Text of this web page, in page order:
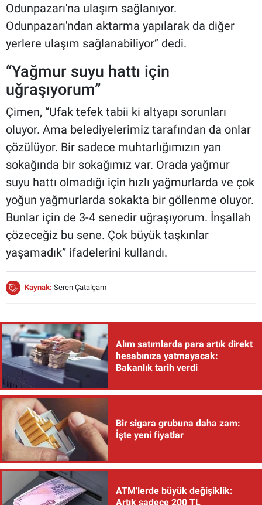
Odunpazarı'na ulaşım sağlanıyor.
Odunpazarı'ndan aktarma yapılarak da diğer
yerlere ulaşım sağlanabiliyor” dedi.
“Yağmur suyu hattı için
uğraşıyorum”
Çimen, “Ufak tefek tabii ki altyapı sorunları
oluyor. Ama belediyelerimiz tarafından da onlar
çözülüyor. Bir sadece muhtarlığımızın yan
sokağında bir sokağımız var. Orada yağmur
suyu hattı olmadığı için hızlı yağmurlarda ve çok
yoğun yağmurlarda sokakta bir göllenme oluyor.
Bunlar için de 3-4 senedir uğraşıyorum. İnşallah
çözeceğiz bu sene. Çok büyük taşkınlar
yaşamadık” ifadelerini kullandı.
Kaynak: Seren Çatalçam
Alım satımlarda para artık direkt
hesabınıza yatmayacak:
Bakanlık tarih verdi
Bir sigara grubuna daha zam:
İşte yeni fiyatlar
ATM'lerde büyük değişiklik:
Artık sadece 200 TL